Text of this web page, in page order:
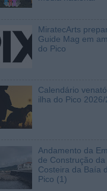
MiratecArts
Guide Mag em
do Pico
Calendário
ilha do Pico 2026/
Andamento da
de Construção
Costeira da Baía
Pico (1)